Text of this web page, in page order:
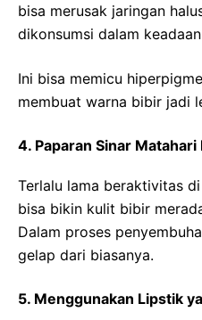
bisa merusak jaringan
dikonsumsi dalam
Ini bisa memicu
membuat warna bibir jadi
4. Paparan Sinar Matahari
Terlalu lama beraktivitas
bisa bikin kulit bibir
Dalam proses
gelap dari biasanya.
5. Menggunakan Lipstik